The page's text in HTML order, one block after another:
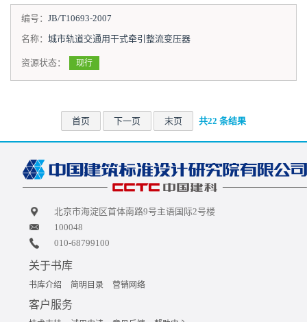
编号： JB/T10693-2007
名称： 城市轨道交通用干式牵引整流变压器
资源状态： 现行
首页 下一页 末页 共22 条结果
北京市海淀区首体南路9号主语国际2号楼
100048
010-68799100
关于书库
书库介绍 简明目录 营销网络
客户服务